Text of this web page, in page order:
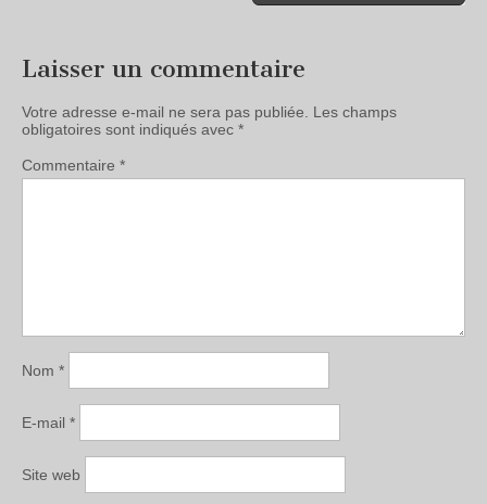
Laisser un commentaire
Votre adresse e-mail ne sera pas publiée. Les champs
obligatoires sont indiqués avec *
Commentaire *
Nom *
E-mail *
Site web